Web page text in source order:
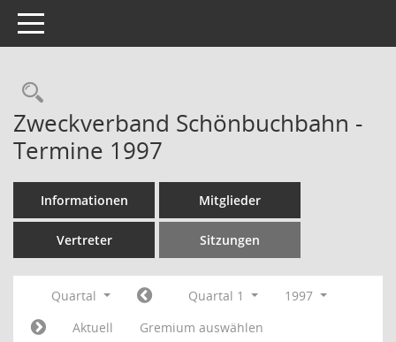
Toggle navigation
Rechercheauswahl
Zweckverband Schönbuchbahn -
Termine 1997
Informationen Mitglieder
Vertreter Sitzungen
Quartal Quartal 1
1997
Aktuell
Gremium auswählen